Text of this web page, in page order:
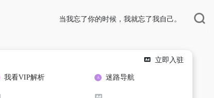
当我忘了你的时候，我就忘了我自己。
立即入驻
我看VIP解析 迷路导航